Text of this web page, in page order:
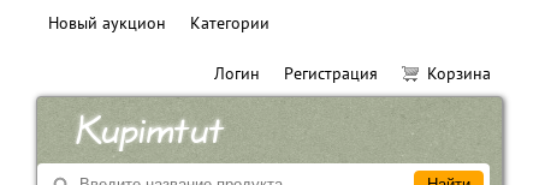
Новый аукцион Категории
Логин Регистрация Корзина